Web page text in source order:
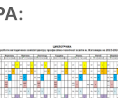
: